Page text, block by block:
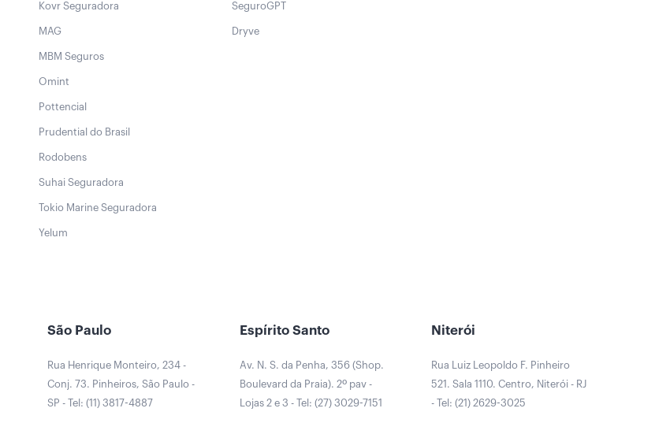
Kovr Seguradora
MAG
MBM Seguros
Omint
Pottencial
Prudential do Brasil
Rodobens
Suhai Seguradora
Tokio Marine Seguradora
Yelum
SeguroGPT
Dryve
São Paulo
Rua Henrique Monteiro, 234 -
Conj. 73. Pinheiros, São Paulo -
SP - Tel: (11) 3817-4887
Espírito Santo
Av. N. S. da Penha, 356 (Shop.
Boulevard da Praia). 2º pav -
Lojas 2 e 3 - Tel: (27) 3029-7151
Niterói
Rua Luiz Leopoldo F. Pinheiro
521. Sala 1110. Centro, Niterói - RJ
- Tel: (21) 2629-3025